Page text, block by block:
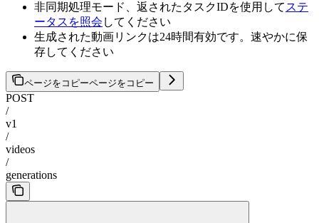
非同期処理モード、返されたタスクIDを使用して ステ
ータスを照会 してください
生成された動画リンクは24時間有効です。速やかに保
存してください
ページをコピーページをコピー
POST
/
v1
/
videos
/
generations